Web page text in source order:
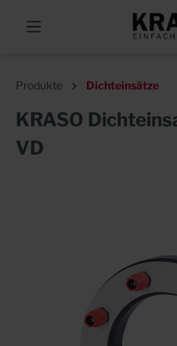
Produkte Dichteinsätze
KRASO
VD